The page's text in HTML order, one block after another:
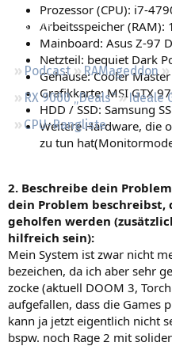
Regeln
Podcast RAMageddon
RX 9000 „Deals“
Ideale
CPU-Rangliste
Prozessor (CPU): i7-
Arbeitsspeicher (RAM):
Mainboard: Asus Z-97
Netzteil: bequiet Dark
Gehäuse: Cooler
Grafikkarte: MSI GTX
HDD / SSD: Samsung
Weitere Hardware, die
zu tun
2. Beschreibe dein
dein Problem beschreibst,
geholfen werden
hilfreich sein):
Mein System ist zwar nicht
bezeichen, da ich aber sehr
zocke (aktuell DOOM 3,
aufgefallen, dass die Games
kann ja jetzt eigentlich nicht
bspw. noch Rage 2 mit